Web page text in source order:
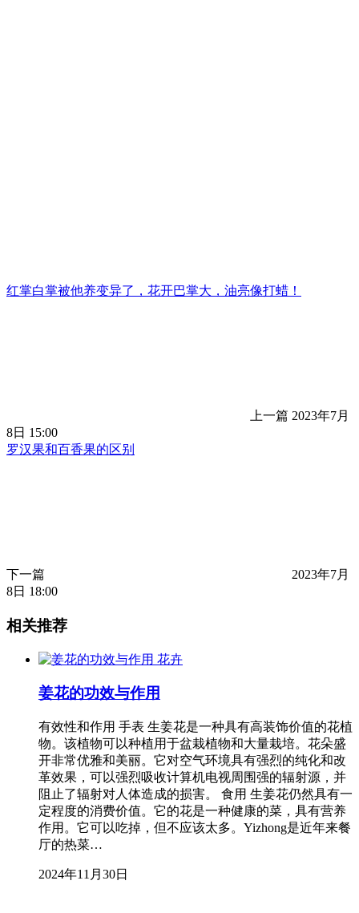
红掌白掌被他养变异了，花开巴掌大，油亮像打蜡！
上一篇 2023年7月
8日 15:00
罗汉果和百香果的区别
下一篇
2023年7月
8日 18:00
相关推荐
花卉
姜花的功效与作用
有效性和作用 手表 生姜花是一种具有高装饰价值的花植
物。该植物可以种植用于盆栽植物和大量栽培。花朵盛
开非常优雅和美丽。它对空气环境具有强烈的纯化和改
革效果，可以强烈吸收计算机电视周围强的辐射源，并
阻止了辐射对人体造成的损害。 食用 生姜花仍然具有一
定程度的消费价值。它的花是一种健康的菜，具有营养
作用。它可以吃掉，但不应该太多。Yizhong是近年来餐
厅的热菜…
2024年11月30日